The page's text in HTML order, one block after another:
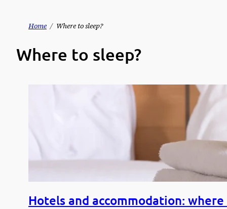
content
Home Where to sleep?
Where to sleep?
Hotels and accommodation: